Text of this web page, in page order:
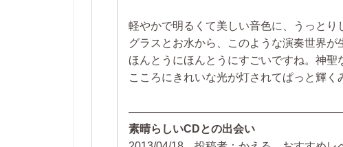
軽やかで明るくて美しい音色に、うっとり
グラスとお水から、このような演奏世界が
ほんとうにほんとうにすごいですね。神聖
こころにきれいな光が灯されてぱっと輝く
素晴らしいCDとの出会い